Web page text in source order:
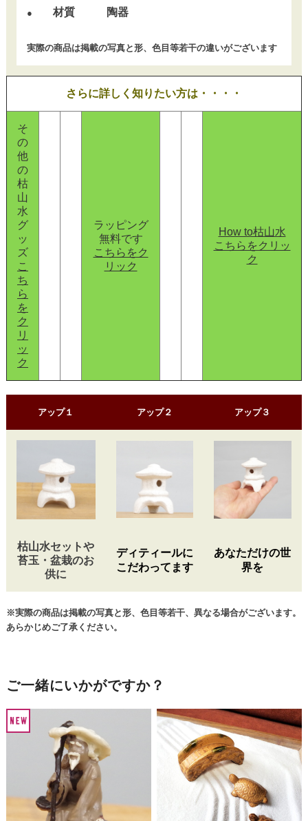
● 材質 陶器
実際の商品は掲載の写真と形、色目等若干の違いがございます
さらに詳しく知りたい方は・・・・
そ
の
他
の
枯
山
水
グ
ッ
ズ
こ
ち
ら
を
ク
リ
ッ
ク
ラッピング
無料です
こちらをク
リック
How to枯山水
こちらをクリッ
ク
アップ１ アップ２ アップ３
枯山水セットや
苔玉・盆栽のお
供に
ディティールに
こだわってます
あなただけの世
界を
※実際の商品は掲載の写真と形、色目等若干、異なる場合がございます。
あらかじめご了承ください。
ご一緒にいかがですか？